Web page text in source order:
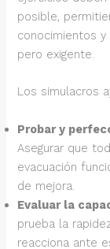
posible,
conocimientos
pero exigente.
Los simulacros
Probar y
Asegurar que
evacuación
de mejora.
Evaluar la
prueba la
reacciona ante